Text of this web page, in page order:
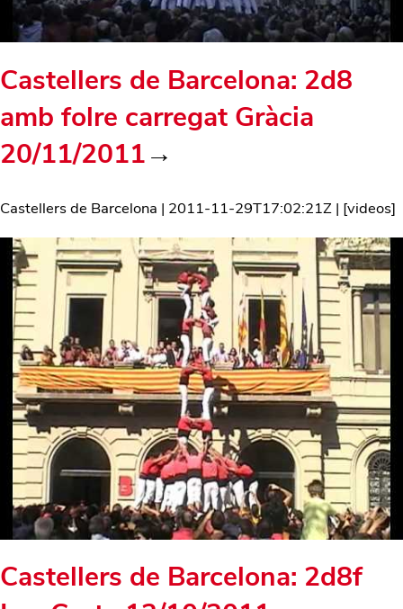
Castellers de Barcelona: 2d8
amb folre carregat Gràcia
20/11/2011→
Castellers de Barcelona | 2011-11-29T17:02:21Z | [videos]
Castellers de Barcelona: 2d8f